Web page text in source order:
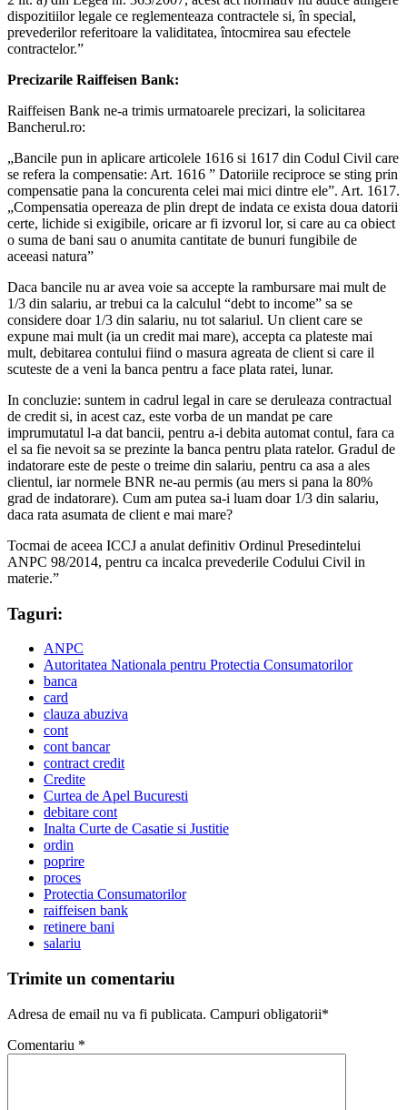
dispozitiilor legale ce reglementeaza contractele si, în special,
prevederilor referitoare la validitatea, întocmirea sau efectele
contractelor.”
Precizarile Raiffeisen Bank:
Raiffeisen Bank ne-a trimis urmatoarele precizari, la solicitarea
Bancherul.ro:
„Bancile pun in aplicare articolele 1616 si 1617 din Codul Civil care
se refera la compensatie: Art. 1616 ” Datoriile reciproce se sting prin
compensatie pana la concurenta celei mai mici dintre ele”. Art. 1617.
„Compensatia opereaza de plin drept de indata ce exista doua datorii
certe, lichide si exigibile, oricare ar fi izvorul lor, si care au ca obiect
o suma de bani sau o anumita cantitate de bunuri fungibile de
aceeasi natura”
Daca bancile nu ar avea voie sa accepte la rambursare mai mult de
1/3 din salariu, ar trebui ca la calculul “debt to income” sa se
considere doar 1/3 din salariu, nu tot salariul. Un client care se
expune mai mult (ia un credit mai mare), accepta ca plateste mai
mult, debitarea contului fiind o masura agreata de client si care il
scuteste de a veni la banca pentru a face plata ratei, lunar.
In concluzie: suntem in cadrul legal in care se deruleaza contractual
de credit si, in acest caz, este vorba de un mandat pe care
imprumutatul l-a dat bancii, pentru a-i debita automat contul, fara ca
el sa fie nevoit sa se prezinte la banca pentru plata ratelor. Gradul de
indatorare este de peste o treime din salariu, pentru ca asa a ales
clientul, iar normele BNR ne-au permis (au mers si pana la 80%
grad de indatorare). Cum am putea sa-i luam doar 1/3 din salariu,
daca rata asumata de client e mai mare?
Tocmai de aceea ICCJ a anulat definitiv Ordinul Presedintelui
ANPC 98/2014, pentru ca incalca prevederile Codului Civil in
materie.”
Taguri:
ANPC
Autoritatea Nationala pentru Protectia Consumatorilor
banca
card
clauza abuziva
cont
cont bancar
contract credit
Credite
Curtea de Apel Bucuresti
debitare cont
Inalta Curte de Casatie si Justitie
ordin
poprire
proces
Protectia Consumatorilor
raiffeisen bank
retinere bani
salariu
Trimite un comentariu
Adresa de email nu va fi publicata. Campuri obligatorii*
Comentariu *